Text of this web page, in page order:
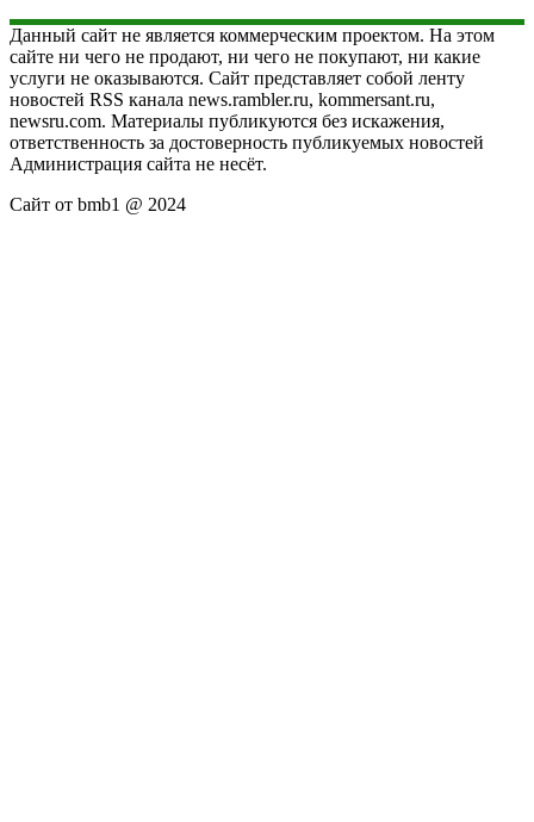
Данный сайт не является коммерческим проектом. На этом
сайте ни чего не продают, ни чего не покупают, ни какие
услуги не оказываются. Сайт представляет собой ленту
новостей RSS канала news.rambler.ru, kommersant.ru,
newsru.com. Материалы публикуются без искажения,
ответственность за достоверность публикуемых новостей
Администрация сайта не несёт.
Сайт от bmb1 @ 2024